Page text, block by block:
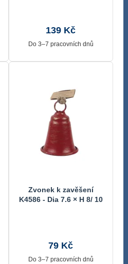
139 Kč
Do 3–7 pracovních dnů
Zvonek k zavěšení
K4586 - Dia 7.6 × H 8/ 10
79 Kč
Do 3–7 pracovních dnů